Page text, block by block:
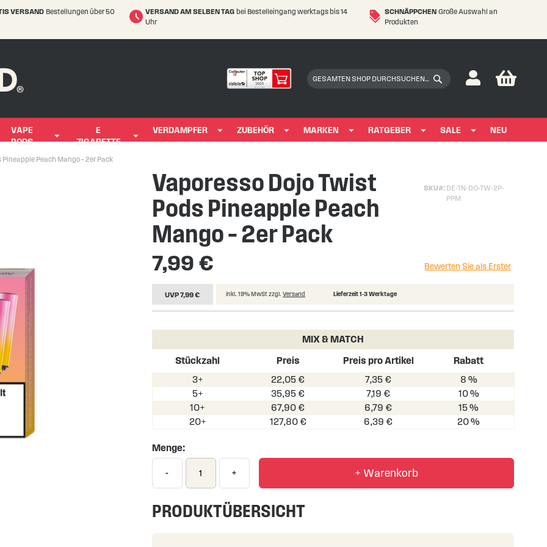
VERSAND Bestellungen über 50
VERSAND AM SELBEN TAG bei Bestelleingang werktags bis 14
Uhr
SCHNÄPPCHEN Große Auswahl an
Produkten
Suchen
My
VAPE
PODS
E
ZIGARETTE
VERDAMPFER ZUBEHÖR MARKEN RATGEBER SALE NEU
Peach Mango – 2er Pack
Vaporesso Dojo Twist
Pods Pineapple Peach
Mango – 2er Pack
SKU
DE-TN-DO-TW-2P-
PPM
7,99 € Bewerten Sie als Erster
UVP 7,99 € inkl. 19% MwSt zzgl.Versand Lieferzeit 1-3 Werktage
MIX & MATCH
Stückzahl Preis Preis pro Artikel
Rabatt
3+
22,05 € 7,35 €
8 %
5+
35,95 € 7,19 €
10 %
10+
67,90 € 6,79 €
15 %
20+
127,80 € 6,39 € 20 %
Menge:
- + + Warenkorb
PRODUKTÜBERSICHT